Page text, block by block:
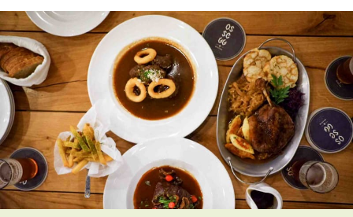
Recepty
Články
TV Program
Škola vaření
Recepty z TV